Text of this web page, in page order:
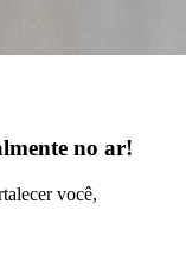
no ar!
você,